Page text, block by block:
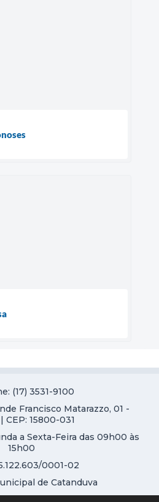
(17) 3531-9100
Francisco Matarazzo, 01 -
CEP: 15800-031
a Sexta-Feira das 09h00 às
15h00
0001-02
de Catanduva